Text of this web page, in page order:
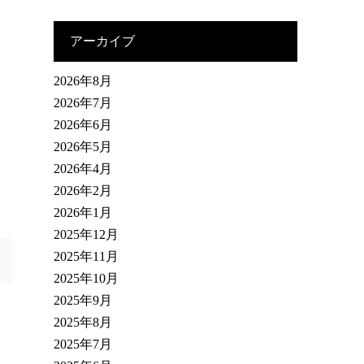
アーカイブ
2026年8月
2026年7月
2026年6月
2026年5月
2026年4月
2026年2月
2026年1月
2025年12月
2025年11月
2025年10月
2025年9月
2025年8月
2025年7月